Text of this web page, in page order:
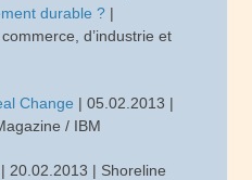
durable ? |
d’industrie et
Change | 05.02.2013 |
/ IBM
| 20.02.2013 | Shoreline